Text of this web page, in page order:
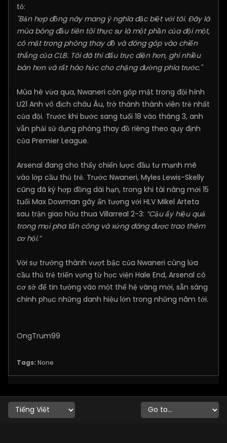
tỏ:
"Bản hợp đồng này mang ý nghĩa đặc biệt với tôi. Đây là
mùa bóng đầu tiên tôi thực sự là một phần của đội một,
có mặt trong phòng thay đồ và đóng góp vào chiến
thắng của CLB. Tôi đã thi đấu trực diện hơn, ghi nhiều
bàn hơn và rất háo hức cho chặng đường phía trước."
Mùa hè vừa qua, Nwaneri còn góp mặt trong đội hình
U21 Anh vô địch châu Âu, trở thành thành viên trẻ nhất
của đội. Trước khi bước sang tuổi 18 vào tháng 3, anh
vẫn phải sử dụng phòng thay đồ riêng theo quy định
của Premier League.
Arsenal đang cho thấy chiến lược đầu tư mạnh mẽ
vào lớp cầu thủ trẻ. Trước Nwaneri, Myles Lewis-Skelly
cũng đã ký hợp đồng dài hạn, trong khi tài năng mới 15
tuổi Max Dowman gây ấn tượng với HLV Mikel Arteta
sau trận giao hữu thua Villarreal 2-3: “Cậu ấy hiệu quả
trong mọi pha tấn công và xứng đáng được trao thêm
cơ hội.”
Với sự trưởng thành vượt bậc của Nwaneri cùng lứa
cầu thủ trẻ triển vọng từ học viện Hale End, Arsenal có
cơ sở để tin tưởng vào một thế hệ vàng mới, sẵn sàng
chinh phục những danh hiệu lớn trong những năm tới.
OngTrum99
Tags: None